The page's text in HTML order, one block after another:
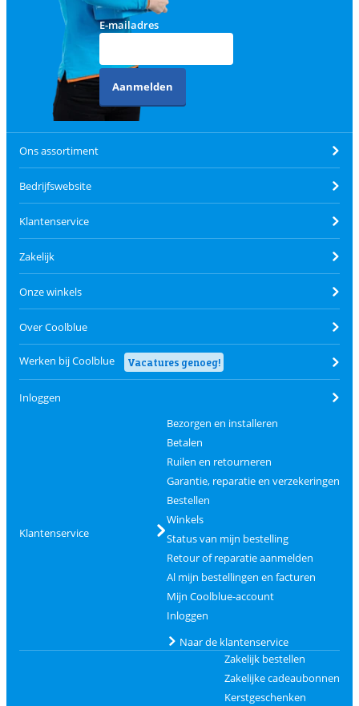
E-mailadres
Aanmelden
Ons assortiment
Bedrijfswebsite
Klantenservice
Zakelijk
Onze winkels
Over Coolblue
Werken bij Coolblue Vacatures genoeg!
Inloggen
Klantenservice
Bezorgen en installeren
Betalen
Ruilen en retourneren
Garantie, reparatie en verzekeringen
Bestellen
Winkels
Status van mijn bestelling
Retour of reparatie aanmelden
Al mijn bestellingen en facturen
Mijn Coolblue-account
Inloggen
Naar de klantenservice
Zakelijk bestellen
Zakelijke cadeaubonnen
Kerstgeschenken